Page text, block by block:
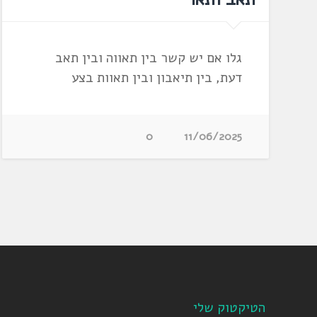
גלו אם יש קשר בין תאווה ובין תאב
דעת, בין תיאבון ובין תאוות בצע
11/06/2025
0
הטיקטוק שלי